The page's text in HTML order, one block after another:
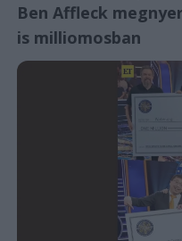
Ben Affleck
is milliomosban